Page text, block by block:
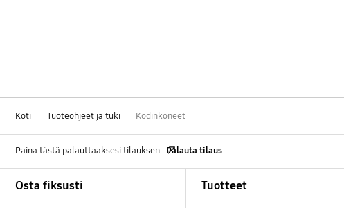
Kohina ja tärinä
Koti Tuoteohjeet ja tuki Kodinkoneet
Paina tästä palauttaaksesi tilauksen Palauta tilaus
Osta fiksusti Tuotteet